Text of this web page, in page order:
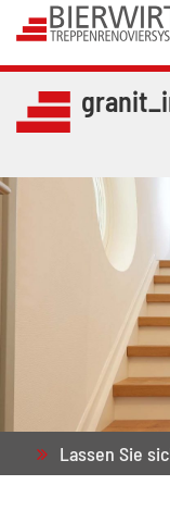
Lassen Sie